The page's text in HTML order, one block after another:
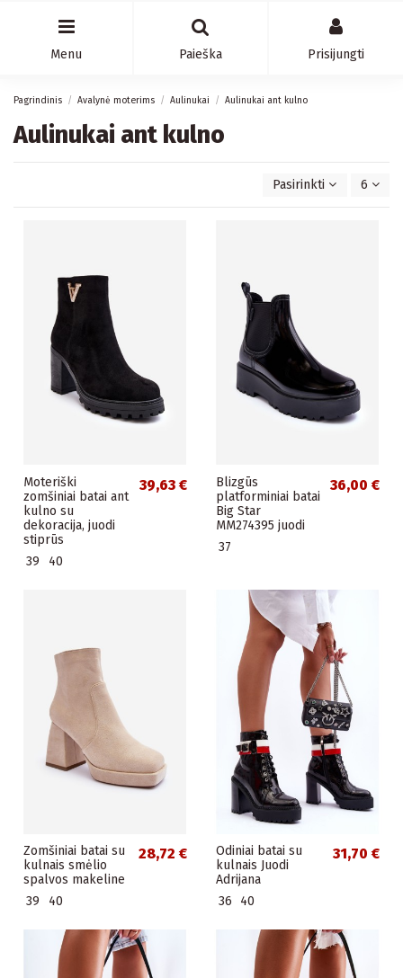
Menu Paieška Prisijungti
Pagrindinis Avalynė moterims Aulinukai Aulinukai ant kulno
Aulinukai ant kulno
Pasirinkti 6
Moteriški
zomšiniai batai ant
kulno su
dekoracija, juodi
stiprūs
39,63 €
39 40
Blizgūs
platforminiai batai
Big Star
MM274395 juodi
36,00 €
37
Zomšiniai batai su
kulnais smėlio
spalvos makeline
28,72 €
39 40
Odiniai batai su
kulnais Juodi
Adrijana
31,70 €
36 40